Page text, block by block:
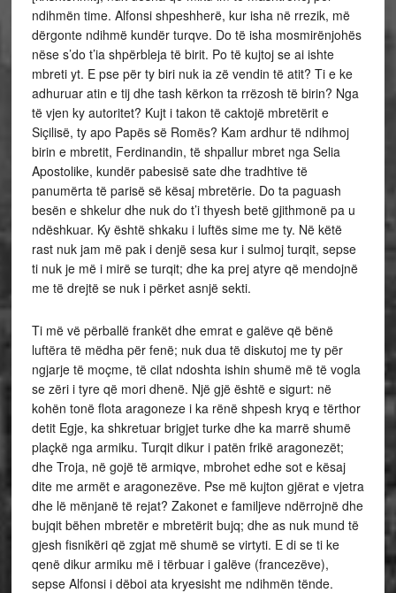
ndihmën time. Alfonsi shpeshherë, kur isha në rrezik, më
dërgonte ndihmë kundër turqve. Do të isha mosmirënjohës
nëse s’do t’ia shpërbleja të birit. Po të kujtoj se ai ishte
mbreti yt. E pse për ty biri nuk ia zë vendin të atit? Ti e ke
adhuruar atin e tij dhe tash kërkon ta rrëzosh të birin? Nga
të vjen ky autoritet? Kujt i takon të caktojë mbretërit e
Siçilisë, ty apo Papës së Romës? Kam ardhur të ndihmoj
birin e mbretit, Ferdinandin, të shpallur mbret nga Selia
Apostolike, kundër pabesisë sate dhe tradhtive të
panumërta të parisë së kësaj mbretërie. Do ta paguash
besën e shkelur dhe nuk do t’i thyesh betë gjithmonë pa u
ndëshkuar. Ky është shkaku i luftës sime me ty. Në këtë
rast nuk jam më pak i denjë sesa kur i sulmoj turqit, sepse
ti nuk je më i mirë se turqit; dhe ka prej atyre që mendojnë
me të drejtë se nuk i përket asnjë sekti.
Ti më vë përballë frankët dhe emrat e galëve që bënë
luftëra të mëdha për fenë; nuk dua të diskutoj me ty për
ngjarje të moçme, të cilat ndoshta ishin shumë më të vogla
se zëri i tyre që mori dhenë. Një gjë është e sigurt: në
kohën tonë flota aragoneze i ka rënë shpesh kryq e tërthor
detit Egje, ka shkretuar brigjet turke dhe ka marrë shumë
plaçkë nga armiku. Turqit dikur i patën frikë aragonezët;
dhe Troja, në gojë të armiqve, mbrohet edhe sot e kësaj
dite me armët e aragonezëve. Pse më kujton gjërat e vjetra
dhe lë mënjanë të rejat? Zakonet e familjeve ndërrojnë dhe
bujqit bëhen mbretër e mbretërit bujq; dhe as nuk mund të
gjesh fisnikëri që zgjat më shumë se virtyti. E di se ti ke
qenë dikur armiku më i tërbuar i galëve (francezëve),
sepse Alfonsi i dëboi ata kryesisht me ndihmën tënde.